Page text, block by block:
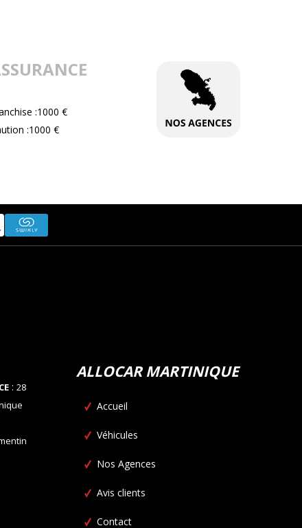
:1000 €
:1000 €
: 28
ALLOCAR MARTINIQUE
Accueil
Véhicules
Nos Agences
Avis clients
Contact